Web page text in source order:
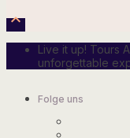

Live it up! Tours
unforgettable
Folge uns